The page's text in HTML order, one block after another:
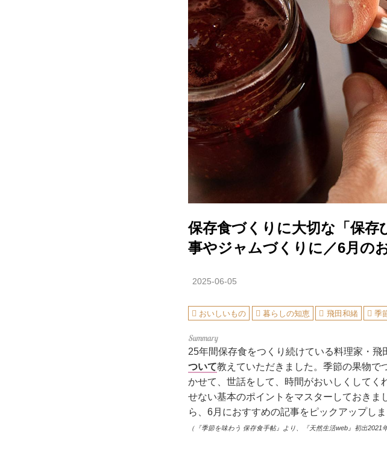
保存食づくりに大切な「保存
事やジャムづくりに／6月の
2025-06-05
おいしいもの 暮らしの知恵 飛田和緒 季
25年間保存食をつくり続けている料理家・飛
ついて教えていただきました。季節の果物
かせて、世話をして、時間がおいしくして
せない基本のポイントをマスターしておき
ら、6月におすすめの記事をピックアップしま
（『季節を味わう 保存食手帖』より、『天然生活web』初出2021